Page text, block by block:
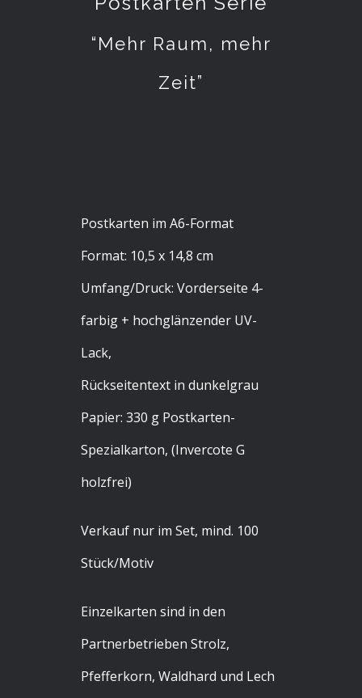
“Mehr Raum, mehr
Zeit”
Postkarten im A6-Format
Format: 10,5 x 14,8 cm
Umfang/Druck: Vorderseite 4-
farbig + hochglänzender UV-
Lack,
Rückseitentext in dunkelgrau
Papier: 330 g Postkarten-
Spezialkarton, (Invercote G
holzfrei)
Verkauf nur im Set, mind. 100
Stück/Motiv
Einzelkarten sind in den
Partnerbetrieben Strolz,
Pfefferkorn, Waldhard und Lech